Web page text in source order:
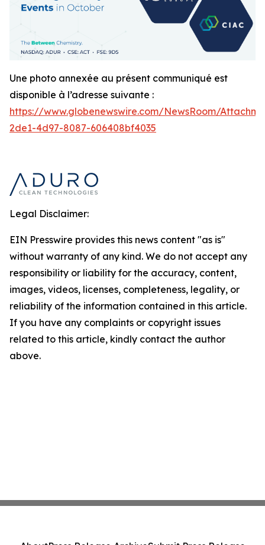
Une photo annexée au présent communiqué est
disponible à l’adresse suivante :
https://www.globenewswire.com/NewsRoom/
2de1-4d97-8087-606408bf4035
Legal Disclaimer:
EIN Presswire provides this news content "as is"
without warranty of any kind. We do not accept any
responsibility or liability for the accuracy, content,
images, videos, licenses, completeness, legality, or
reliability of the information contained in this article.
If you have any complaints or copyright issues
related to this article, kindly contact the author
above.